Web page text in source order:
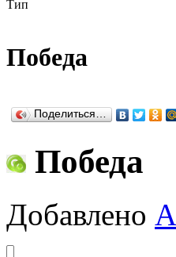
Тип
Победа
Поделиться…
Победа
Добавлено